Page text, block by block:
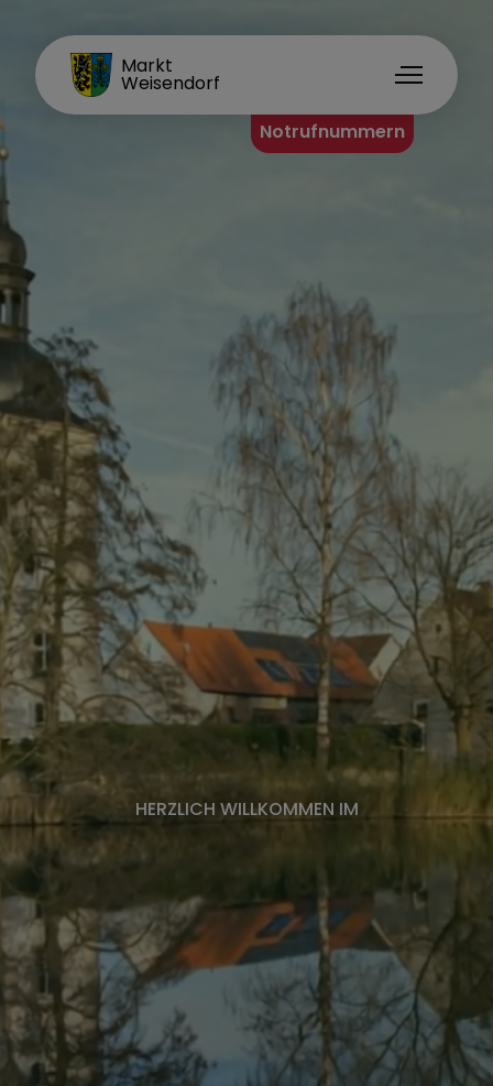
Markt
Weisendorf
Ihr Anliegen
Formulare A-Z
Mitarbeiter A-Z
virtuelles Amt
HERZLICH WILLKOMMEN IM
FAMILIENORT
Notrufnummern